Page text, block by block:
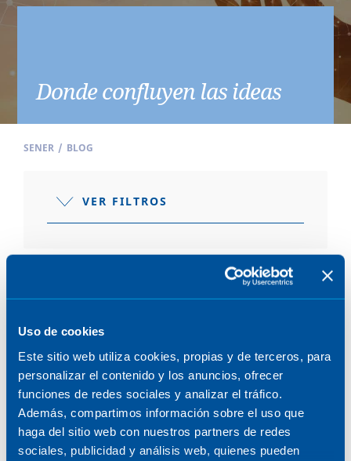
Uso de cookies
Este sitio web utiliza cookies, propias y de terceros, para
personalizar el contenido y los anuncios, ofrecer
funciones de redes sociales y analizar el tráfico.
Además, compartimos información sobre el uso que
haga del sitio web con nuestros partners de redes
sociales, publicidad y análisis web, quienes pueden
Donde confluyen las ideas
SENER / BLOG
VER FILTROS
MOVILIDAD E INFRAESTRUCTURAS
17 de octubre de 2024